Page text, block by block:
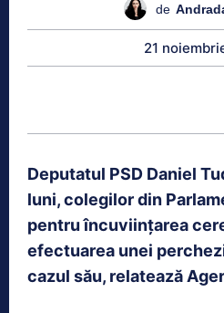
de
21
Deputatul PSD Daniel
luni, colegilor din
pentru încuviinţarea
efectuarea unei
cazul său, relatează